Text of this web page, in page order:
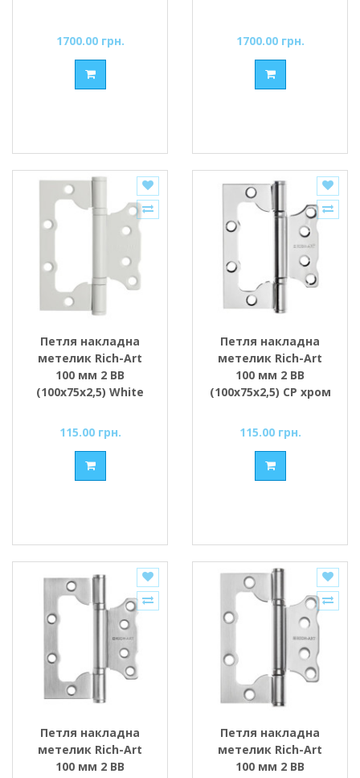
1700.00 грн. 1700.00 грн.
Петля накладна
метелик Rich-Art
100 мм 2 ВВ
(100х75х2,5) White
115.00 грн.
Петля накладна
метелик Rich-Art
100 мм 2 ВВ
(100х75х2,5) СР хром
115.00 грн.
Петля накладна
метелик Rich-Art
100 мм 2 ВВ
Петля накладна
метелик Rich-Art
100 мм 2 ВВ